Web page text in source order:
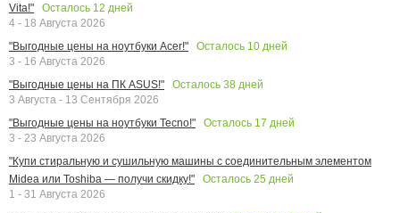
Vita!"
Осталось 12 дней
4 - 18 Августа 2026
"Выгодные цены на ноутбуки Acer!"
Осталось 10 дней
3 - 16 Августа 2026
"Выгодные цены на ПК ASUS!"
Осталось 38 дней
3 Августа - 13 Сентября 2026
"Выгодные цены на ноутбуки Tecno!"
Осталось 17 дней
3 - 23 Августа 2026
"Купи стиральную и сушильную машины с соединительным элементом
Midea или Toshiba — получи скидку!"
Осталось 25 дней
1 - 31 Августа 2026